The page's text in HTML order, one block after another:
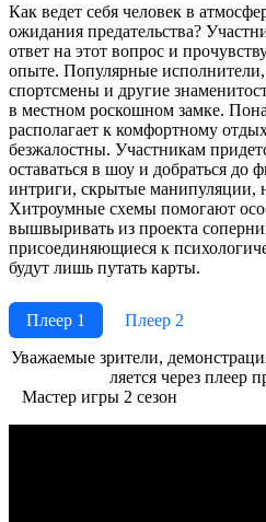
Как ведет себя человек в
ожидания предательства?
ответ на этот вопрос и
опыте. Популярные исполнители,
спортсмены и другие
в местном роскошном замке.
располагает к комфортному
безжалостны. Участникам
оставаться в шоу и добраться до
интриги, скрытые манипуляции,
Хитроумные схемы помогают
вышвыривать из проекта
присоединяющиеся к
будут лишь путать карты.
Плеер 1
Плеер 2
Ува­жае­мые зри­те­ли,
ля­ет­ся че­рез пле­ер
Мастер игры 2 сезон